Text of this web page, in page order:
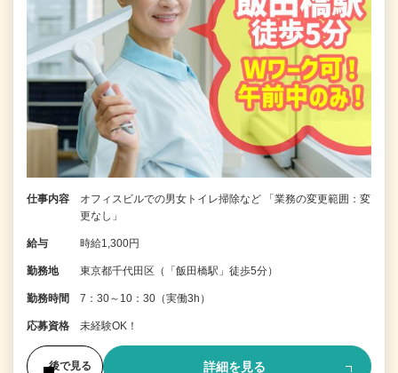
仕事内容
オフィスビルでの男女トイレ掃除など 「業務の変更範囲：変
更なし」
給与 時給1,300円
勤務地 東京都千代田区（「飯田橋駅」徒歩5分）
勤務時間 7：30～10：30（実働3h）
応募資格 未経験OK！
後で見る 詳細を見る